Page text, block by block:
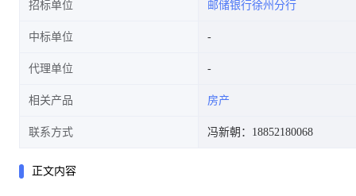
招标单位 邮储银行徐州分行
中标单位
代理单位
相关产品 房产
联系方式 冯新朝：18852180068
正文内容